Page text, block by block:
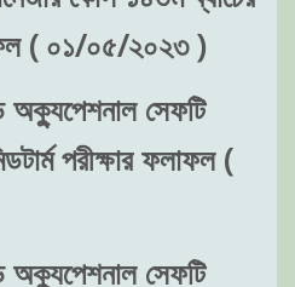
( ০১/০৫/২০২৩ )
অক্যুপেশনাল সেফটি
পরীক্ষার ফলাফল (
অক্যুপেশনাল সেফটি